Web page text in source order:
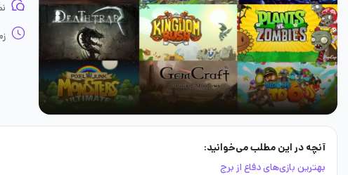
آنچه در این مطلب می‌خوانید:
بهترین بازی‌های دفاع از برج